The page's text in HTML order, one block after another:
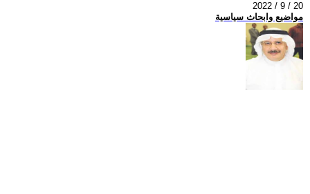
2022 / 9 / 20
مواضيع وابحاث سياسية